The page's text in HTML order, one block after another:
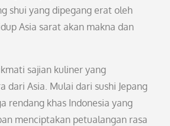
shui yang dipegang erat oleh
Asia sarat akan makna dan
sajian kuliner yang
dari Asia. Mulai dari sushi Jepang
rendang khas Indonesia yang
menciptakan petualangan rasa